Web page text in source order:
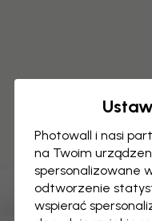
Photowall i nasi
na Twoim
spersonalizowane
odtworzenie
wspierać